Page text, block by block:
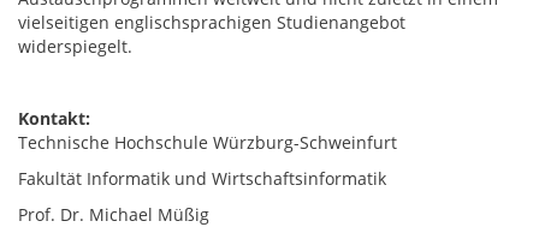
vielseitigen englischsprachigen Studienangebot
widerspiegelt.
Kontakt:
Technische Hochschule Würzburg-Schweinfurt
Fakultät Informatik und Wirtschaftsinformatik
Prof. Dr. Michael Müßig